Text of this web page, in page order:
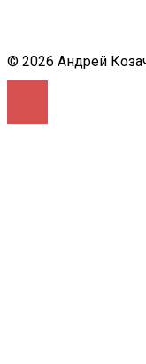
© 2026 Андрей